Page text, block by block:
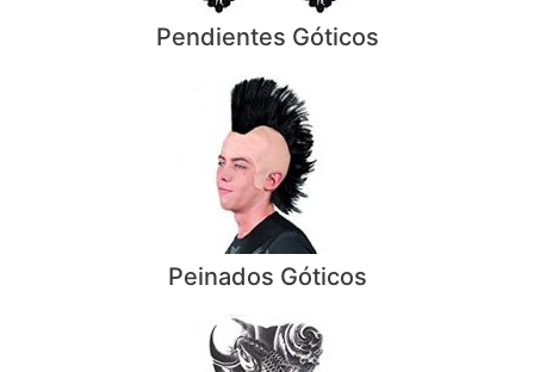
Pendientes Góticos
Peinados Góticos